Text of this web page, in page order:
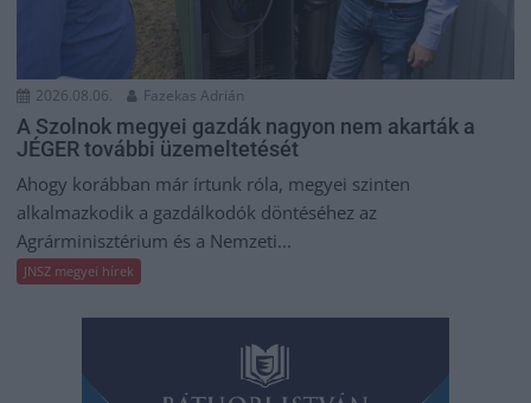
2026.08.06. Fazekas Adrián
A Szolnok megyei gazdák nagyon nem akarták a
JÉGER további üzemeltetését
Ahogy korábban már írtunk róla, megyei szinten
alkalmazkodik a gazdálkodók döntéséhez az
Agrárminisztérium és a Nemzeti...
JNSZ megyei hírek